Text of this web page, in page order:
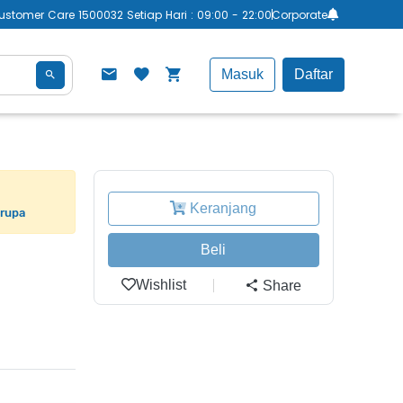
Care 1500032 Setiap Hari : 09:00 - 22:00Corporate
Masuk Daftar
Keranjang
Beli
Wishlist Share